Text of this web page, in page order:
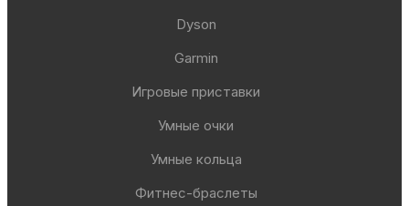
Dyson
Garmin
Игровые приставки
Умные очки
Умные кольца
Фитнес-браслеты